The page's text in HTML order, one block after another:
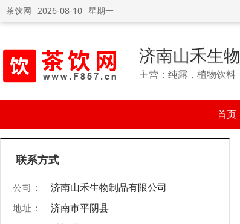
茶饮网 2026-08-10 星期一
济南山禾生
主营：纯露，植物饮料
首页
联系方式
公司： 济南山禾生物制品有限公司
地址： 济南市平阴县